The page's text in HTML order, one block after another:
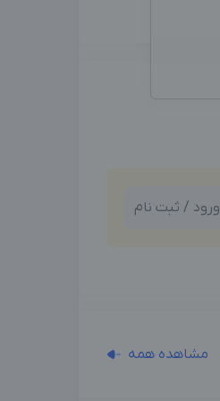
ورود / ثبت نام
مشاهده همه